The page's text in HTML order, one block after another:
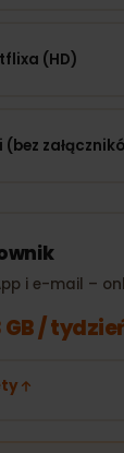
(HD)
i e-mail –
GB /